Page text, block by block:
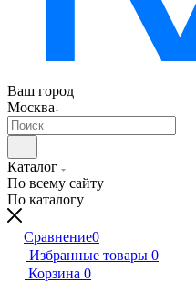
Ваш город
Москва
Каталог
По всему сайту
По каталогу
Сравнение0
Избранные товары 0
Корзина 0